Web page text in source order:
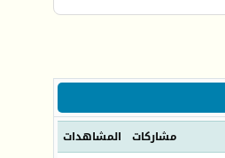
مشاركات المشاهدات